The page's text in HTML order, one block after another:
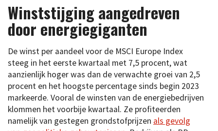
Winststijging aangedreven
door energiegiganten
De winst per aandeel voor de MSCI Europe Index
steeg in het eerste kwartaal met 7,5 procent, wat
aanzienlijk hoger was dan de verwachte groei van 2,5
procent en het hoogste percentage sinds begin 2023
markeerde. Vooral de winsten van de energiebedrijven
klommen het voorbije kwartaal. Ze profiteerden
namelijk van gestegen grondstofprijzen als gevolg